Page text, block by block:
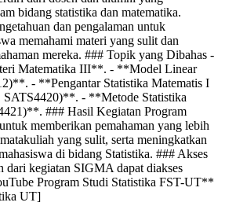
bidang statistika dan matematika.
dan pengalaman untuk
memahami materi yang sulit dan
mereka. ### Topik yang Dibahas -
Matematika III**. - **Model Linear
- **Pengantar Statistika Matematis I
SATS4420)**. - **Metode Statistika
### Hasil Kegiatan Program
memberikan pemahaman yang lebih
yang sulit, serta meningkatkan
di bidang Statistika. ### Akses
dari kegiatan SIGMA dapat diakses
Program Studi Statistika FST-UT**
UT]